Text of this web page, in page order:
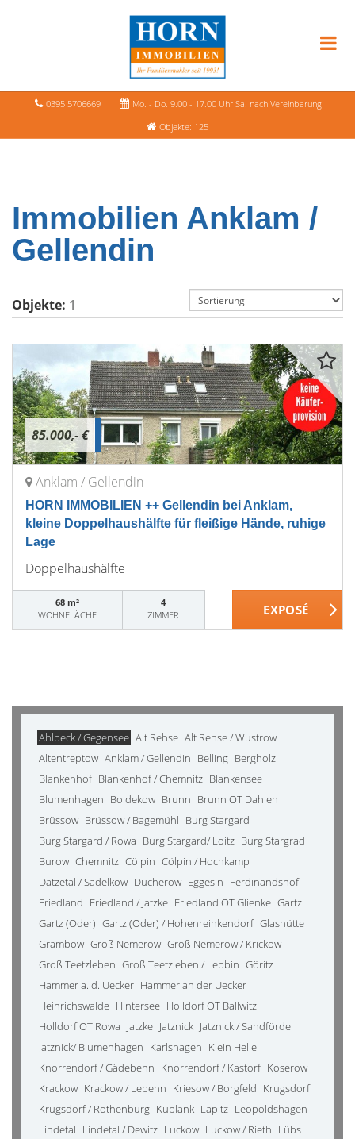
0395 5706669
Mo. - Do. 9.00 - 17.00 Uhr Sa. nach Vereinbarung
Objekte: 125
Immobilien Anklam /
Gellendin
Objekte: 1
85.000,- €
Anklam / Gellendin
HORN IMMOBILIEN ++ Gellendin bei Anklam,
kleine Doppelhaushälfte für fleißige Hände, ruhige
Lage
Doppelhaushälfte
68 m²
WOHNFLÄCHE
4
ZIMMER
Ahlbeck / Gegensee Alt Rehse Alt Rehse / Wustrow
Altentreptow Anklam / Gellendin Belling Bergholz
Blankenhof Blankenhof / Chemnitz Blankensee
Blumenhagen Boldekow Brunn Brunn OT Dahlen
Brüssow Brüssow / Bagemühl Burg Stargard
Burg Stargard / Rowa Burg Stargard/ Loitz Burg Stargrad
Burow Chemnitz Cölpin Cölpin / Hochkamp
Datzetal / Sadelkow Ducherow Eggesin Ferdinandshof
Friedland Friedland / Jatzke Friedland OT Glienke Gartz
Gartz (Oder) Gartz (Oder) / Hohenreinkendorf Glashütte
Grambow Groß Nemerow Groß Nemerow / Krickow
Groß Teetzleben Groß Teetzleben / Lebbin Göritz
Hammer a. d. Uecker Hammer an der Uecker
Heinrichswalde Hintersee Holldorf OT Ballwitz
Holldorf OT Rowa Jatzke Jatznick Jatznick / Sandförde
Jatznick/ Blumenhagen Karlshagen Klein Helle
Knorrendorf / Gädebehn Knorrendorf / Kastorf Koserow
Krackow Krackow / Lebehn Kriesow / Borgfeld Krugsdorf
Krugsdorf / Rothenburg Kublank Lapitz Leopoldshagen
Lindetal Lindetal / Dewitz Luckow Luckow / Rieth Lübs